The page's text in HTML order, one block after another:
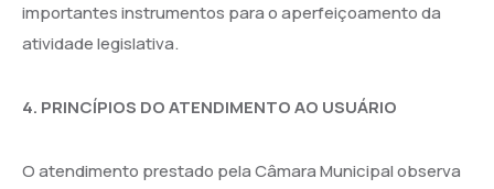
importantes instrumentos para o aperfeiçoamento da
atividade legislativa.
4. PRINCÍPIOS DO ATENDIMENTO AO USUÁRIO
O atendimento prestado pela Câmara Municipal observa